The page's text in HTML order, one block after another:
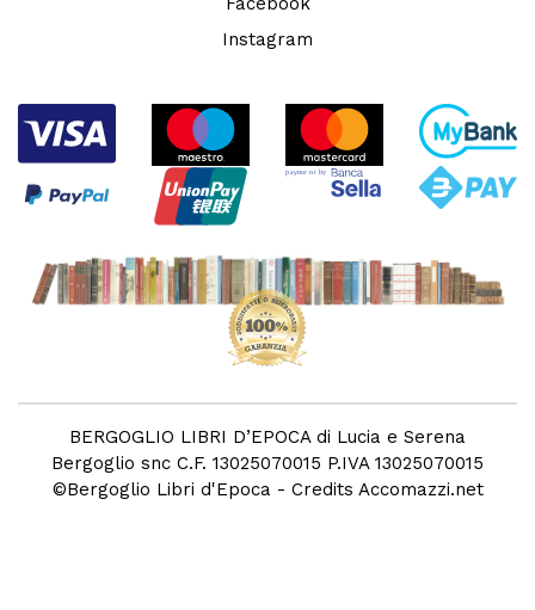
Instagram
BERGOGLIO LIBRI D’EPOCA di Lucia e Serena
Bergoglio snc C.F. 13025070015 P.IVA 13025070015
©Bergoglio Libri d'Epoca - Credits Accomazzi.net